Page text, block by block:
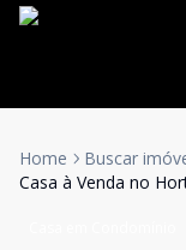
Home
Buscar
Casa à Venda no